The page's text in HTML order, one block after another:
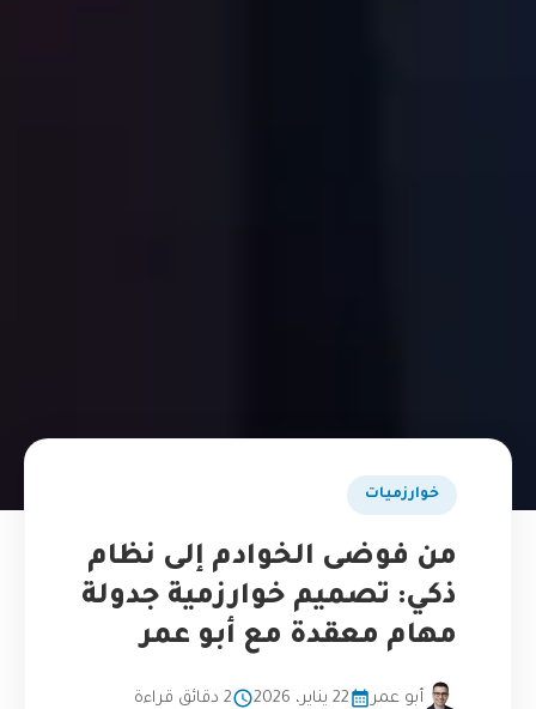
خوارزميات
من فوضى الخوادم إلى نظام
ذكي: تصميم خوارزمية جدولة
مهام معقدة مع أبو عمر
أبو عمر 22 يناير، 2026 2 دقائق قراءة